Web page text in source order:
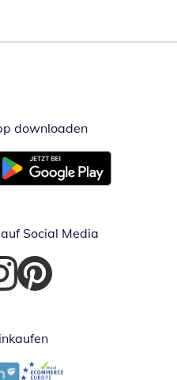
downloadenÖffnet in
in neuem Fenster
Social Media
Fenster
in neuem Fenster
Öffnet in neuem Fenster